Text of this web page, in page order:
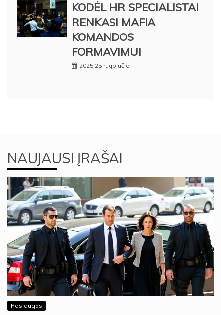
KODĖL HR SPECIALISTAI
RENKASI MAFIA
KOMANDOS
FORMAVIMUI
2025 25 rugpjūčio
NAUJAUSI ĮRAŠAI
Paslaugos